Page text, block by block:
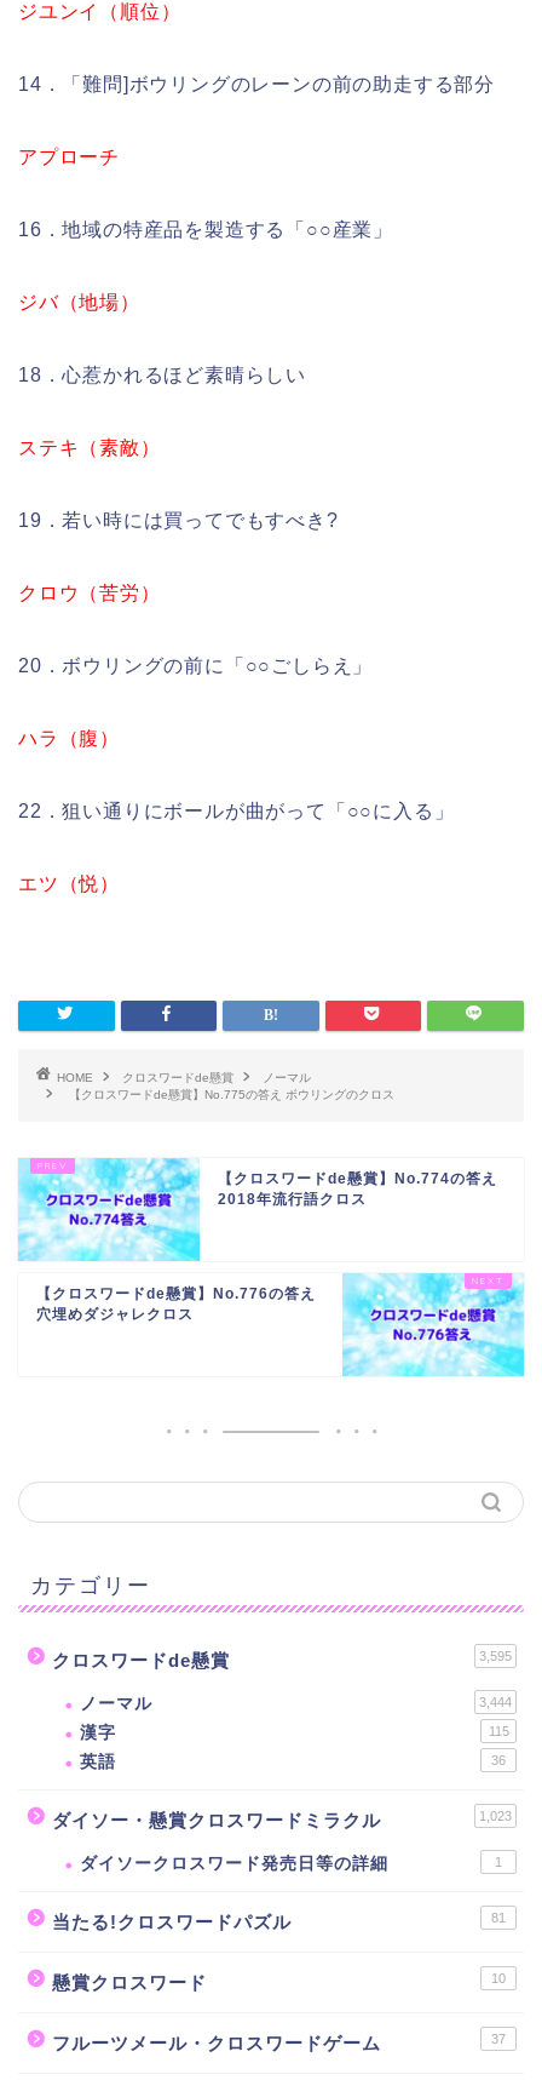
ジユンイ（順位）
14．「難問]ボウリングのレーンの前の助走する部分
アプローチ
16．地域の特産品を製造する「○○産業」
ジバ（地場）
18．心惹かれるほど素晴らしい
ステキ（素敵）
19．若い時には買ってでもすべき?
クロウ（苦労）
20．ボウリングの前に「○○ごしらえ」
ハラ（腹）
22．狙い通りにボールが曲がって「○○に入る」
エツ（悦）
HOME クロスワードde懸賞
ノーマル
【クロスワードde懸賞】No.775の答え ボウリングのクロス
【クロスワードde懸賞】No.774の答え
2018年流行語クロス
【クロスワードde懸賞】No.776の答え
穴埋めダジャレクロス
カテゴリー
クロスワードde懸賞 3,595
ノーマル 3,444
漢字 115
英語 36
ダイソー・懸賞クロスワードミラクル 1,023
ダイソークロスワード発売日等の詳細 1
当たる!クロスワードパズル 81
懸賞クロスワード 10
フルーツメール・クロスワードゲーム 37